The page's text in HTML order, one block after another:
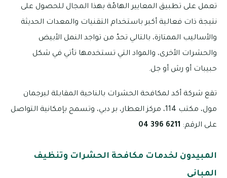
تعمل على تطبيق المعايير الهامّة بهذا المجال للحصول على
نتيجة ذات فعالية أكبر باستخدام التقنيات والمعدات الحديثة
والأساليب الممتازة، بالتالي تحدّ من تواجد النمل الأبيض
والحشرات الأخرى، والمواد التي تستخدمها تأتي في شكل
حبيبات أو رش أو جل.
تقع شركة أكد لمكافحة الحشرات بالناحية المقابلة لبرجمان
مول، مكتب 114، مركز العطار، بر دبي، وتسمح بإمكانية التواصل
على الرقم:
المبيدون لخدمات مكافحة الحشرات وتنظيف
المباني